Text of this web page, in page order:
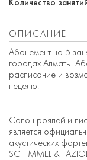
ОПИСАНИЕ
Абонемент на 5
городах Алматы.
расписание и
неделю.
Салон роялей и
является
акустических
SCHIMMEL &